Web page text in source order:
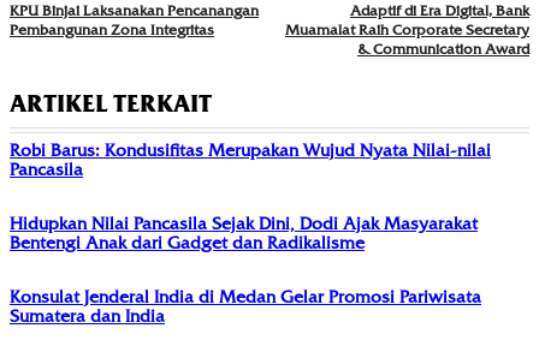
KPU Binjai Laksanakan Pencanangan
Pembangunan Zona Integritas
Adaptif di Era Digital, Bank
Muamalat Raih Corporate Secretary
& Communication Award
ARTIKEL TERKAIT
Robi Barus: Kondusifitas Merupakan Wujud Nyata Nilai-nilai
Pancasila
Hidupkan Nilai Pancasila Sejak Dini, Dodi Ajak Masyarakat
Bentengi Anak dari Gadget dan Radikalisme
Konsulat Jenderal India di Medan Gelar Promosi Pariwisata
Sumatera dan India